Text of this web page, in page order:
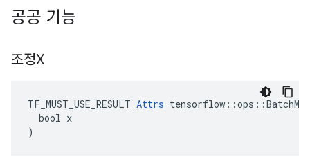
공공 기능
조정X
TF_MUST_USE_RESULT Attrs
  bool x
)